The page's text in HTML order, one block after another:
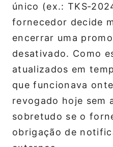
único (ex.:
fornecedor decide
encerrar uma
desativado. Como
atualizados em
que funcionava
revogado hoje sem
sobretudo se o
obrigação de